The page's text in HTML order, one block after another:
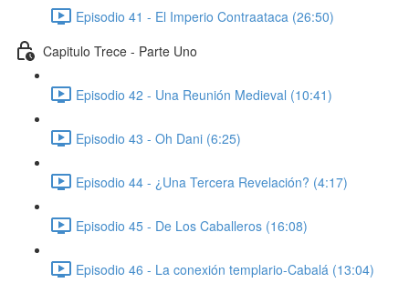
Episodio 41 - El Imperio Contraataca (26:50)
Capitulo Trece - Parte Uno
Episodio 42 - Una Reunión Medieval (10:41)
Episodio 43 - Oh Dani (6:25)
Episodio 44 - ¿Una Tercera Revelación? (4:17)
Episodio 45 - De Los Caballeros (16:08)
Episodio 46 - La conexión templario-Cabalá (13:04)